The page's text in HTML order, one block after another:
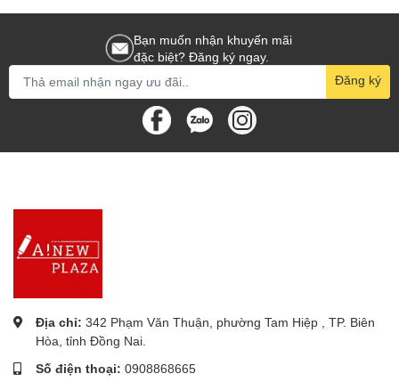
Bạn muốn nhận khuyến mãi
đặc biệt? Đăng ký ngay.
Đăng ký
Địa chỉ: 342 Phạm Văn Thuận, phường Tam Hiệp , TP. Biên
Hòa, tỉnh Đồng Nai.
Số điện thoại: 0908868665